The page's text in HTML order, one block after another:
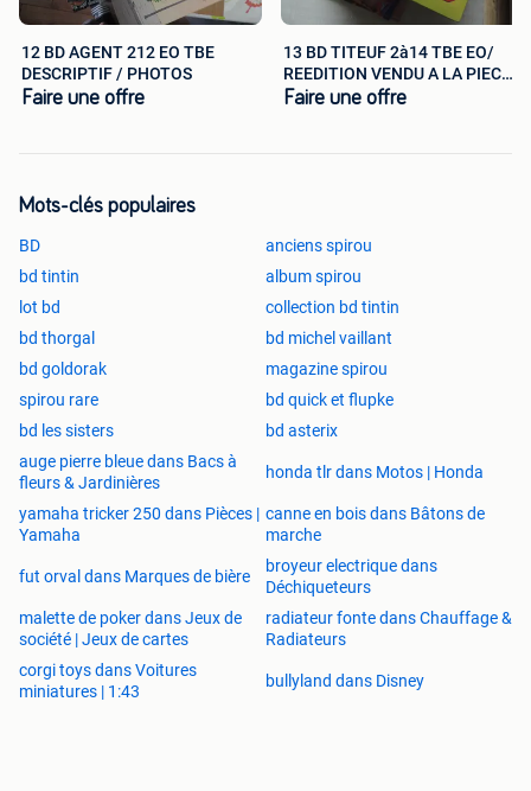
12 BD AGENT 212 EO TBE
DESCRIPTIF / PHOTOS
Faire une offre
13 BD TITEUF 2à14 TBE EO/
REEDITION VENDU A LA PIECE
LISTE
Faire une offre
Mots-clés populaires
BD
anciens spirou
bd tintin
album spirou
lot bd
collection bd tintin
bd thorgal
bd michel vaillant
bd goldorak
magazine spirou
spirou rare
bd quick et flupke
bd les sisters
bd asterix
auge pierre bleue dans Bacs à
fleurs & Jardinières
honda tlr dans Motos | Honda
yamaha tricker 250 dans Pièces |
Yamaha
canne en bois dans Bâtons de
marche
fut orval dans Marques de bière
broyeur electrique dans
Déchiqueteurs
malette de poker dans Jeux de
société | Jeux de cartes
radiateur fonte dans Chauffage &
Radiateurs
corgi toys dans Voitures
miniatures | 1:43
bullyland dans Disney